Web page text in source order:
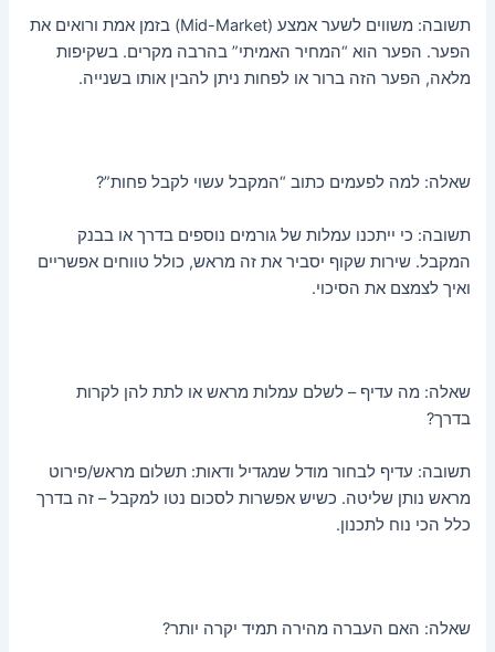
תשובה: משווים לשער אמצע (Mid-Market) בזמן אמת ורואים את
הפער. הפער הוא “המחיר האמיתי” בהרבה מקרים. בשקיפות
מלאה, הפער הזה ברור או לפחות ניתן להבין אותו בשנייה.
שאלה: למה לפעמים כתוב “המקבל עשוי לקבל פחות”?
תשובה: כי ייתכנו עמלות של גורמים נוספים בדרך או בבנק
המקבל. שירות שקוף יסביר את זה מראש, כולל טווחים אפשריים
ואיך לצמצם את הסיכוי.
שאלה: מה עדיף – לשלם עמלות מראש או לתת להן לקרות
בדרך?
תשובה: עדיף לבחור מודל שמגדיל ודאות: תשלום מראש/פירוט
מראש נותן שליטה. כשיש אפשרות לסכום נטו למקבל – זה בדרך
כלל הכי נוח לתכנון.
שאלה: האם העברה מהירה תמיד יקרה יותר?